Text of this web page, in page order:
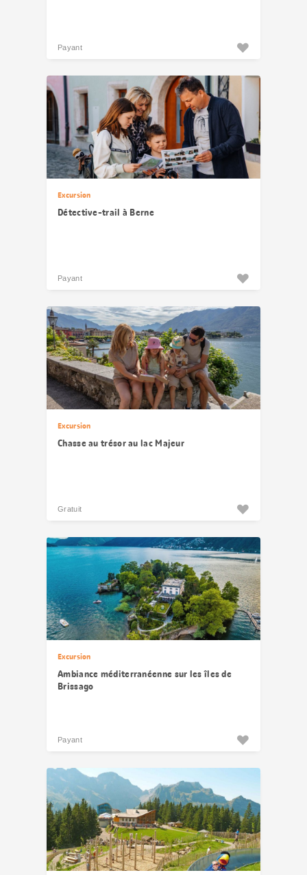
Payant
Excursion
Détective-trail à Berne
Payant
Excursion
Chasse au trésor au lac Majeur
Gratuit
Excursion
Ambiance méditerranéenne sur les îles de
Brissago
Payant